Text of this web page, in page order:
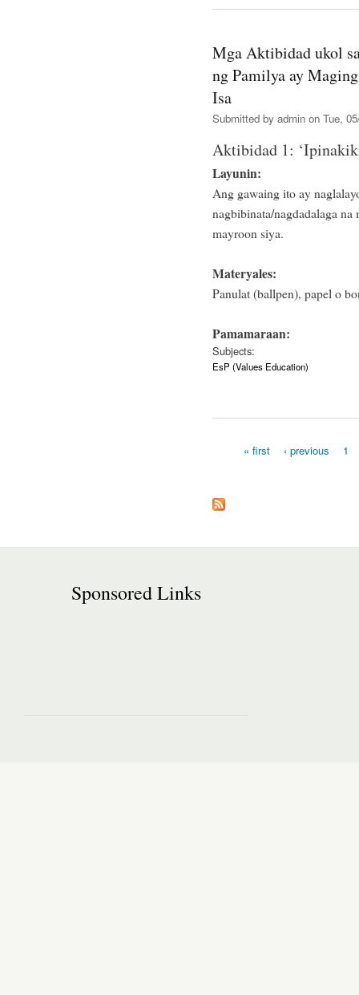
Mga Aktibidad ukol
ng Pamilya ay
Isa
Submitted by admin on Tue,
Aktibidad 1:
Layunin:
Ang gawaing ito ay
nagbibinata/nagdadalaga
mayroon siya.
Materyales:
Panulat (ballpen), papel o
Pamamaraan:
Subjects:
EsP (Values Education)
« first ‹ previous 1
Sponsored Links